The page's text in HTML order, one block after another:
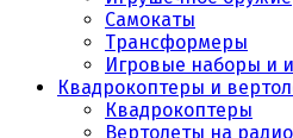
Самокаты
Трансформеры
Игровые наборы и
Квадрокоптеры и
Квадрокоптеры
Вертолеты на